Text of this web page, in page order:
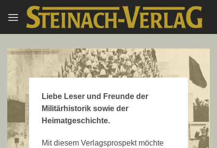
Inhalt
springen
Liebe Leser und Freunde der
Militärhistorik sowie der
Heimatgeschichte.
Mit diesem Verlagsprospekt möchte